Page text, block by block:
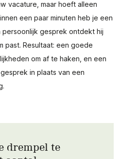
vacature, maar hoeft alleen
een paar minuten heb je een
gesprek ontdekt hij
past. Resultaat: een goede
om af te haken, en een
in plaats van een
drempel te